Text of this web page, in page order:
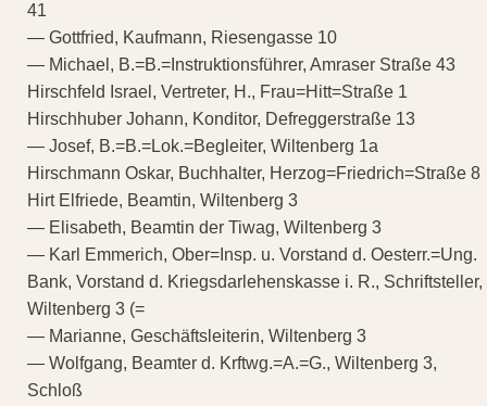
41
— Gottfried, Kaufmann, Riesengasse 10
— Michael, B.=B.=Instruktionsführer, Amraser Straße 43
Hirschfeld Israel, Vertreter, H., Frau=Hitt=Straße 1
Hirschhuber Johann, Konditor, Defreggerstraße 13
— Josef, B.=B.=Lok.=Begleiter, Wiltenberg 1a
Hirschmann Oskar, Buchhalter, Herzog=Friedrich=Straße 8
Hirt Elfriede, Beamtin, Wiltenberg 3
— Elisabeth, Beamtin der Tiwag, Wiltenberg 3
— Karl Emmerich, Ober=Insp. u. Vorstand d. Oesterr.=Ung.
Bank, Vorstand d. Kriegsdarlehenskasse i. R., Schriftsteller,
Wiltenberg 3 (=
— Marianne, Geschäftsleiterin, Wiltenberg 3
— Wolfgang, Beamter d. Krftwg.=A.=G., Wiltenberg 3,
Schloß